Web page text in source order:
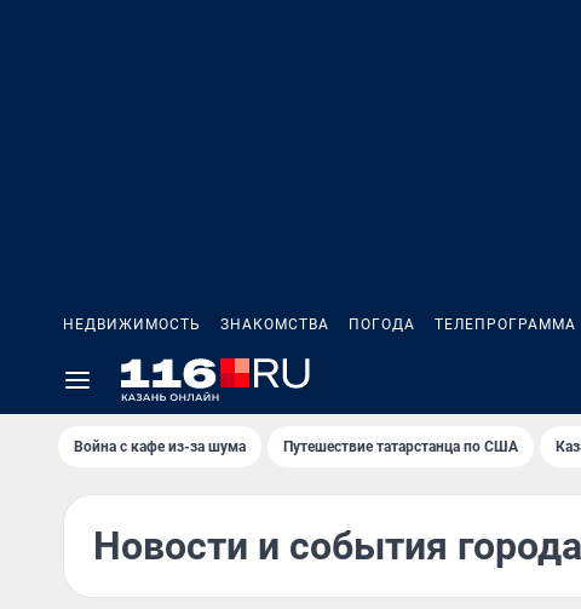
НЕДВИЖИМОСТЬ ЗНАКОМСТВА ПОГОДА ТЕЛЕПРОГРАММА
Война с кафе из-за шума Путешествие татарстанца по США
Новости и события